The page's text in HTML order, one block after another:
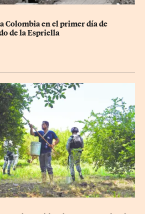
Colombia en el primer día de
de la Espriella